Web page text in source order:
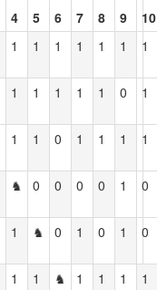
4 5 6 7 8 9
10
1 1 1 1 1 1 1
1 1 1 1 1 0 1
1 1 0 1 1 1 1
♞ 0 0 0 0 1 0
1 ♞ 0 1 0 1 0
1 1 ♞ 1 1 1 1